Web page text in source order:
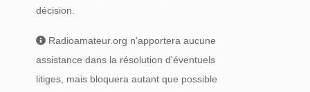
décision.
Radioamateur.org n'apportera aucune
assistance dans la résolution d'éventuels
litiges, mais bloquera autant que possible